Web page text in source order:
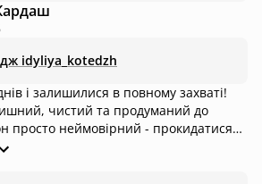
idyliya_kotedzh
і залишилися в повному захваті!
чистий та продуманий до
просто неймовірний - прокидатися
було справжнім задоволенням.